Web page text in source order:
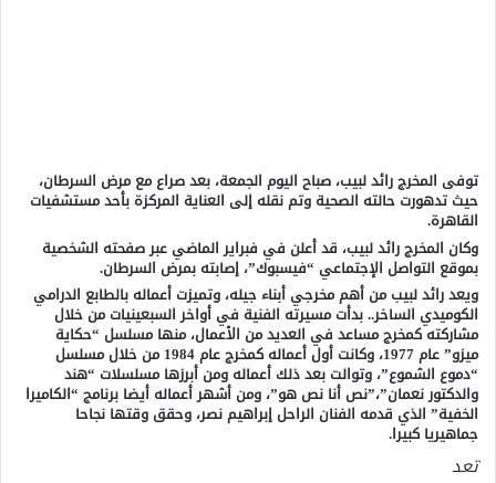
توفى المخرج رائد لبيب، صباح اليوم الجمعة، بعد صراع مع مرض السرطان،
حيث تدهورت حالته الصحية وتم نقله إلى العناية المركزة بأحد مستشفيات
القاهرة.
وكان المخرج رائد لبيب، قد أعلن في فبراير الماضي عبر صفحته الشخصية
بموقع التواصل الإجتماعي “فيسبوك”، إصابته بمرض السرطان.
ويعد رائد لبيب من أهم مخرجي أبناء جيله، وتميزت أعماله بالطابع الدرامي
الكوميدي الساخر.. بدأت مسيرته الفنية في أواخر السبعينيات من خلال
مشاركته كمخرج مساعد في العديد من الأعمال، منها مسلسل “حكاية
ميزو” عام 1977، وكانت أول أعماله كمخرج عام 1984 من خلال مسلسل
“دموع الشموع”، وتوالت بعد ذلك أعماله ومن أبرزها مسلسلات “هند
والدكتور نعمان”،”نص أنا نص هو”، ومن أشهر أعماله أيضا برنامج “الكاميرا
الخفية” الذي قدمه الفنان الراحل إبراهيم نصر، وحقق وقتها نجاحا
جماهيريا كبيرا.
تعد